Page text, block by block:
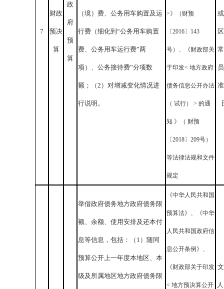
7
财政
预决
算
政
府
预
算
（境）费、公务用车购置及运
行费（细化到“公务用车购置
费、公务用车运行费”两
项）、公务接待费”分项数
额；（2）对增减变化情况进
行说明。
>》（财预
〔2016〕143
号）、《财政部关
于印发< 地方政府
债务信息公开办法
（ 试行） > 的通
知 》（ 财预
〔2018〕209号）
等法律法规和文件
规定
举借政府债务地方政府债务限
额、余额、使用安排及还本付
息等信息，包括：（1）随同
预算公开上一年度本地区、本
级及所属地区地方政府债务限
《中华人民共和国
预算法》、《中华
人民共和国政府信
息公开条例》、
《财政部关于印发
< 地方预决算公开